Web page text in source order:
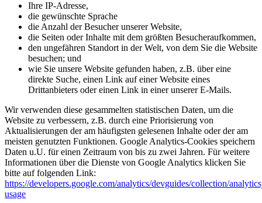
Ihre IP-Adresse,
die gewünschte Sprache
die Anzahl der Besucher unserer Website,
die Seiten oder Inhalte mit dem größten Besucheraufkommen,
den ungefähren Standort in der Welt, von dem Sie die Website
besuchen; und
wie Sie unsere Website gefunden haben, z.B. über eine
direkte Suche, einen Link auf einer Website eines
Drittanbieters oder einen Link in einer unserer E-Mails.
Wir verwenden diese gesammelten statistischen Daten, um die
Website zu verbessern, z.B. durch eine Priorisierung von
Aktualisierungen der am häufigsten gelesenen Inhalte oder der am
meisten genutzten Funktionen. Google Analytics-Cookies speichern
Daten u.U. für einen Zeitraum von bis zu zwei Jahren. Für weitere
Informationen über die Dienste von Google Analytics klicken Sie
bitte auf folgenden Link:
https://developers.google.com/analytics/devguides/collection/
usage